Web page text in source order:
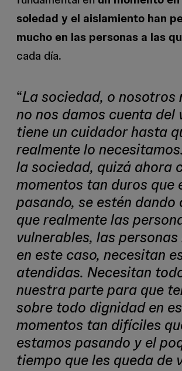
soledad y el aislamiento han
mucho en las personas a las
cada día.
“La sociedad, o nosotros
no nos damos cuenta del
tiene un cuidador hasta
realmente lo
la sociedad, quizá ahora
momentos tan duros que
pasando, se estén dando
que realmente las
vulnerables, las
en este caso, necesitan
atendidas. Necesitan
nuestra parte para que
sobre todo dignidad en
momentos tan difíciles
estamos pasando y el
tiempo que les queda de